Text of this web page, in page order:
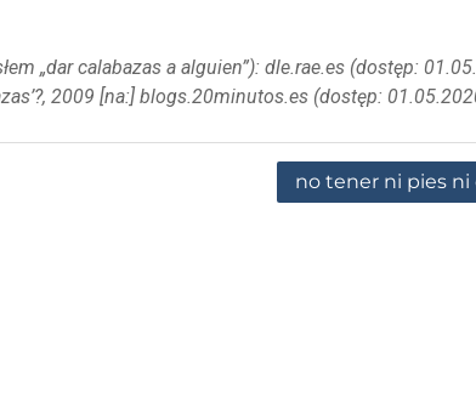
„dar calabazas a alguien”): dle.rae.es (dostęp:
2009 [na:] blogs.20minutos.es (dostęp:
no tener ni pies ni